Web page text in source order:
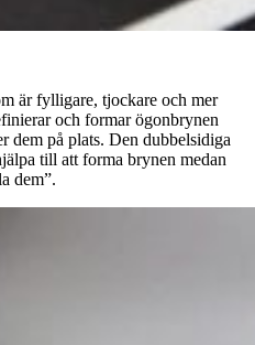
är fylligare, tjockare och mer
och formar ögonbrynen
dem på plats. Den dubbelsidiga
till att forma brynen medan
dem”.